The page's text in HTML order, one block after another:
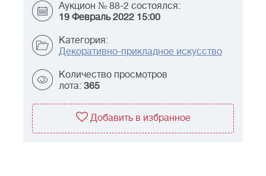
Аукцион № 88-2 состоялся:
19 Февраль 2022 15:00
Категория:
Декоративно-прикладное искусство
Количество просмотров
лота: 365
Добавить в избранное